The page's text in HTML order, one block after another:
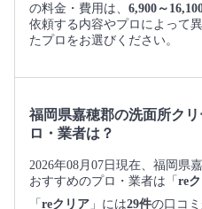
の料金・費用は、 6,900～
依頼する内容やプロによって
たプロをお選びください。
福岡県嘉穂郡の洗面所ク
ロ・業者は？
2026年08月07日現在、福岡県
おすすめのプロ・業者は「re
「reクリア 」には29件の口コ